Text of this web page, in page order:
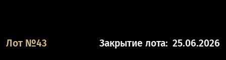
Лот №43 Закрытие лота: 25.06.2026